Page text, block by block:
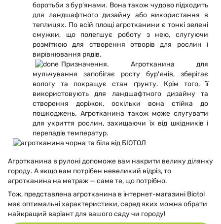
боротьби з бур'янами. Вона також чудово підходить
для ландшафтного дизайну або використання в
теплицях. По всій площі агротканини є тонкі зелені
смужки, що полегшує роботу з нею, слугуючи
розміткою для створення отворів для рослин і
вирівнювання рядів.
Призначення. Агротканина для
мульчування запобігає росту бур'янів, зберігає
вологу та покращує стан ґрунту. Крім того, її
використовують для ландшафтного дизайну та
створення доріжок, оскільки вона стійка до
пошкоджень. Агротканина також може слугувати
для укриття рослин, захищаючи їх від шкідників і
перепадів температур.
Агротканина в рулоні допоможе вам накрити велику ділянку
городу. А якщо вам потрібен невеликий відріз, то
агротканина на метраж — саме те, що потрібно.
Тож, представлена агротканина в інтернет-магазині Biotol
має оптимальні характеристики, серед яких можна обрати
найкращий варіант для вашого саду чи городу!